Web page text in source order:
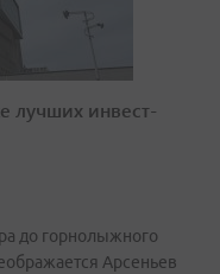
лучших инвест-
до горнолыжного
Арсеньев